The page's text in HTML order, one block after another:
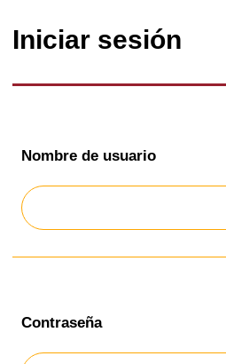
Iniciar sesión
Nombre de usuario
Contraseña